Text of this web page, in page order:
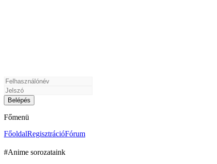
Főmenü
FőoldalRegisztrációFórum
#Anime sorozataink